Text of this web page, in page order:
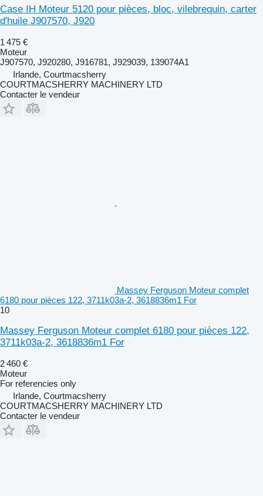
Case IH Moteur 5120 pour pièces, bloc, vilebrequin, carter
d'huile J907570, J920
1 475 €
Moteur
J907570, J920280, J916781, J929039, 139074A1
Irlande, Courtmacsherry
COURTMACSHERRY MACHINERY LTD
Contacter le vendeur
Massey Ferguson Moteur complet
6180 pour pièces 122, 3711k03a-2, 3618836m1 For
10
Massey Ferguson Moteur complet 6180 pour pièces 122,
3711k03a-2, 3618836m1 For
2 460 €
Moteur
For referencies only
Irlande, Courtmacsherry
COURTMACSHERRY MACHINERY LTD
Contacter le vendeur